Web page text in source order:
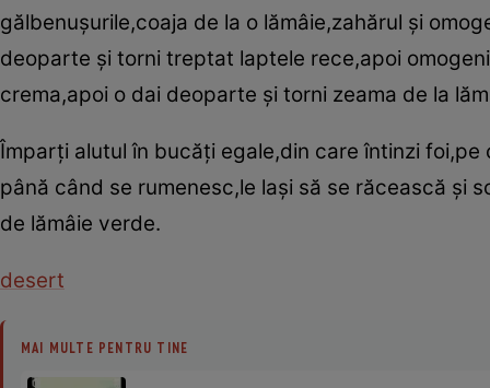
gălbenuşurile,coaja de la o lămâie,zahărul şi
deoparte şi torni treptat laptele rece,apoi
crema,apoi o dai deoparte şi torni zeama de la
Împarţi alutul în bucăţi egale,din care întinzi
până când se rumenesc,le laşi să se răcească şi
de lămâie verde.
desert
MAI MULTE PENTRU TINE